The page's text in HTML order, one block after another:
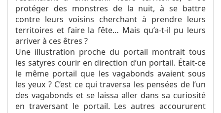
protéger des monstres de la nuit, à se battre
contre leurs voisins cherchant à prendre leurs
territoires et faire la fête… Mais qu’a-t-il pu leurs
arriver à ces êtres ?
Une illustration proche du portail montrait tous
les satyres courir en direction d’un portail. Était-ce
le même portail que les vagabonds avaient sous
les yeux ? C’est ce qui traversa les pensées de l’un
des vagabonds et se laissa aller dans sa curiosité
en traversant le portail. Les autres accoururent